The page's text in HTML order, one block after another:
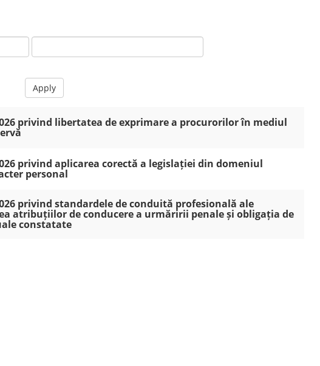
Apply
privind libertatea de exprimare a procurorilor în mediul
privind aplicarea corectă a legislației din domeniul
personal
privind standardele de conduită profesională ale
atribuțiilor de conducere a urmăririi penale și obligația de
constatate